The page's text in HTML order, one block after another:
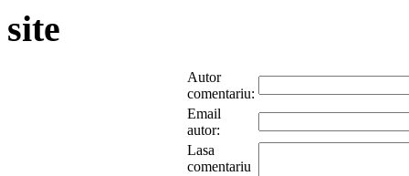
site
Autor
comentariu:
Email
autor:
Lasa
comentariu